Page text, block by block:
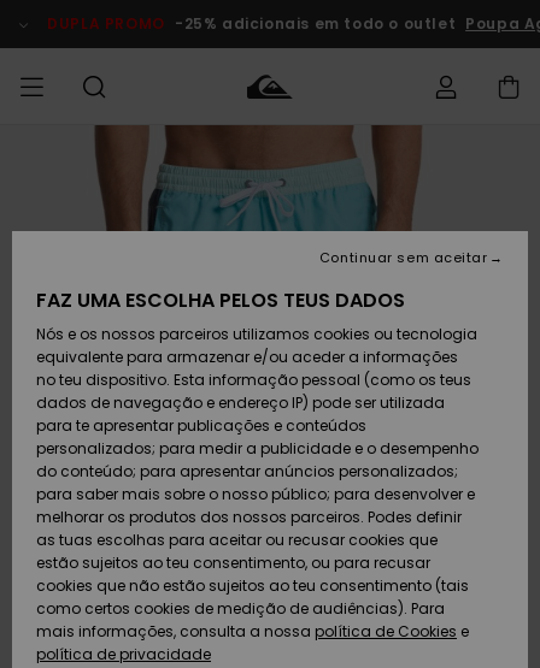
do
DUPLA PROMO -25% adicionais em todo o outlet Poupa
HOMEM Roupas
Calçado e
chinelos
Surfe/água
Snow
Artigos
recém-
chegados
MENINO
Roupas
Calçado e
chinelos
Surfe/água
Neve
Artigos
recém-
chegados
MULHER
Shop
chegados
Highlights
Snow
SURF
Surf Shop
Homem
Crianças
Highlights
Community
SNOW
Artigos
Neve
Homem
Artigos
Criança
Snow Shop
Feminino
Highlights
Community
DUPLA
PROMO
Outlet
Homem
Criança
Outlet
Mulher
AJUDA
encomenda
Devoluções
Pagamento
Cartão
presente
Quiksilver
Freedom
Protecção de
dados
SUSTAINABILITY
FAZ UMA ESCOLHA PELOS TEUS DADOS
Nós e os nossos parceiros utilizamos cookies ou tecnologia
equivalente para armazenar e/ou aceder a informações
no teu dispositivo. Esta informação pessoal (como os teus
dados de navegação e endereço IP) pode ser utilizada
para te apresentar publicações e conteúdos
personalizados; para medir a publicidade e o desempenho
do conteúdo; para apresentar anúncios personalizados;
para saber mais sobre o nosso público; para desenvolver e
melhorar os produtos dos nossos parceiros. Podes definir
as tuas escolhas para aceitar ou recusar cookies que
estão sujeitos ao teu consentimento, ou para recusar
cookies que não estão sujeitos ao teu consentimento (tais
como certos cookies de medição de audiências). Para
mais informações, consulta a nossa política de Cookies e
política de privacidade
Continuar sem aceitar